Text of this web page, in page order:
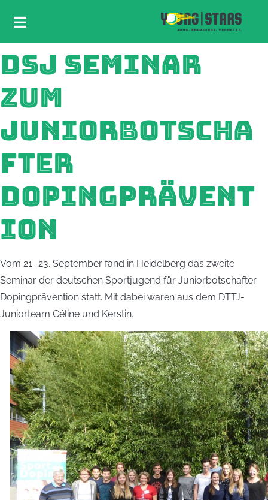
DSJ SEMINAR
ZUM
JUNIORBOTSCHA
FTER
DOPINGPRÄVENT
ION
Vom 21.-23. September fand in Heidelberg das zweite
Seminar der deutschen Sportjugend für Juniorbotschafter
Dopingprävention statt. Mit dabei waren aus dem DTTJ-
Juniorteam Céline und Kerstin.